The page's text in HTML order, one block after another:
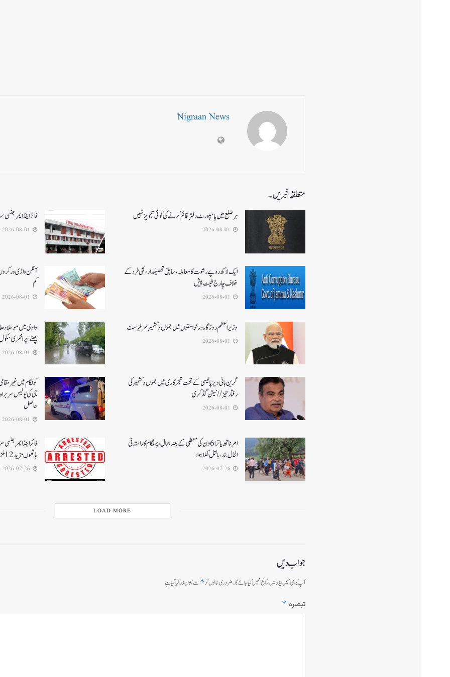
Nigraan News
متعلقہ خبریں۔
ہر ضلع میں پاسپورٹ دفتر قائم کرنے کی کوئی تجویز نہیں فائر اینڈ
ایک لاکھ روپے رشوت کا معاملہ،سابق تحصیلدار، نجی فرد کے
خلاف چارج شیٹ پیش
آنگن واڑی ورکروں
کم
وزیر اعظم روزگار درخواستوں میں جموں و کشمیر سرفہرست
وادی میں
پھٹے، پرائمری
گرین ہائی ویز پالیسی کے تحت شجرکاری میں جموں و کشمیر کی
رفتار تیز// نیتن گڈکری
جی کی پولیس
حاصل
امرناتھ یاترا 6دن کی معطلی کے بعد بحال،پہلگام کا راستہ فی
الحال بند، بالتل کھلا ہوا
فائر اینڈ
ہاتھوں مزید 12 ملزمان گرفتار
LOAD MORE
جواب دیں
آپ کا ای میل ایڈریس شائع نہیں کیا جائے گا۔ضروری خانوں کو*سے نشان زد کیا گیا ہے
تبصرہ *